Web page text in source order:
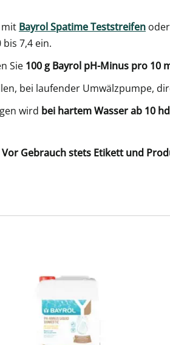
mit Bayrol Spatime Teststreifen
7,4 ein.
Sie 100 g Bayrol pH-Minus pro 10
bei laufender Umwälzpumpe,
wird bei hartem Wasser ab 10
Gebrauch stets Etikett und